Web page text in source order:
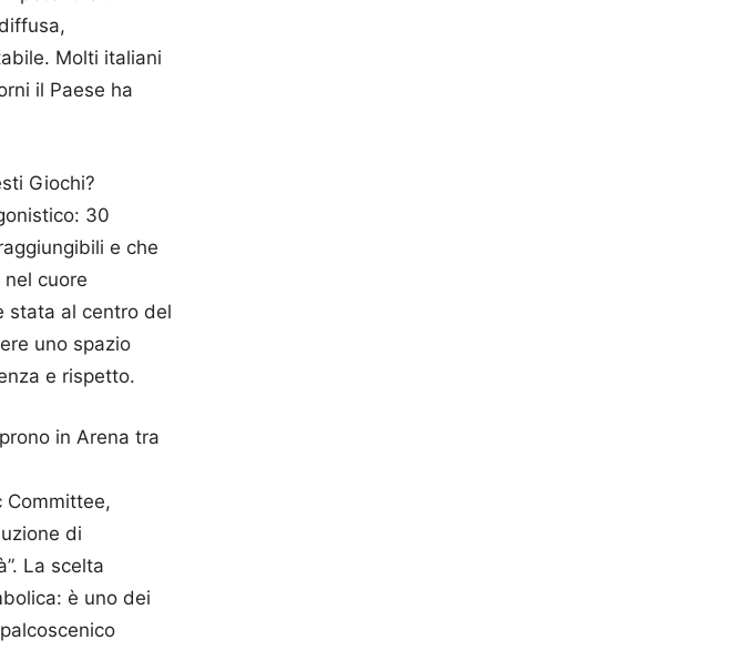
Molti italiani
il Paese ha
Giochi?
30
e che
cuore
stata al centro del
uno spazio
e rispetto.
in Arena tra
Committee,
di
La scelta
è uno dei